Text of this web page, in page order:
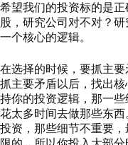
希望我们的投资标的是
股，研究公司对不对？
一个核心的逻辑。
在选择的时候，要抓主要
抓主要矛盾以后，找出
持你的投资逻辑，那一
花太多时间去做那些东
投资，那些细节不重要